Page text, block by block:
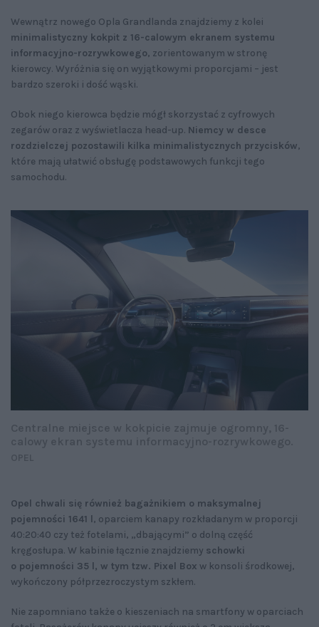
Wewnątrz nowego Opla Grandlanda znajdziemy z kolei
minimalistyczny kokpit z 16-calowym ekranem systemu
informacyjno-rozrywkowego, zorientowanym w stronę
kierowcy. Wyróżnia się on wyjątkowymi proporcjami – jest
bardzo szeroki i dość wąski.
Obok niego kierowca będzie mógł skorzystać z cyfrowych
zegarów oraz z wyświetlacza head-up. Niemcy w desce
rozdzielczej pozostawili kilka minimalistycznych przycisków,
które mają ułatwić obsługę podstawowych funkcji tego
samochodu.
Opel chwali się również bagażnikiem o maksymalnej
pojemności 1641 l, oparciem kanapy rozkładanym w proporcji
40:20:40 czy też fotelami, „dbającymi” o dolną część
kręgosłupa. W kabinie łącznie znajdziemy schowki
o pojemności 35 l, w tym tzw. Pixel Box w konsoli środkowej,
wykończony półprzezroczystym szkłem.
Nie zapomniano także o kieszeniach na smartfony w oparciach